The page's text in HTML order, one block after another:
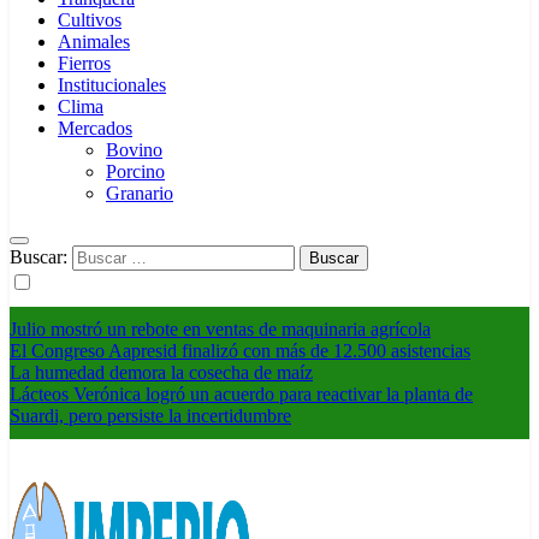
Cultivos
Animales
Fierros
Institucionales
Clima
Mercados
Bovino
Porcino
Granario
Buscar:
Julio mostró un rebote en ventas de maquinaria agrícola
El Congreso Aapresid finalizó con más de 12.500 asistencias
La humedad demora la cosecha de maíz
Lácteos Verónica logró un acuerdo para reactivar la planta de
Suardi, pero persiste la incertidumbre